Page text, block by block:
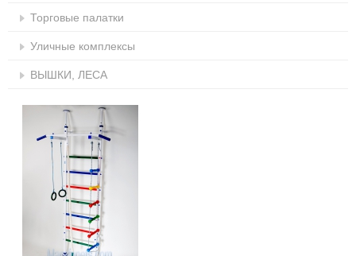
Торговые палатки
Уличные комплексы
ВЫШКИ, ЛЕСА